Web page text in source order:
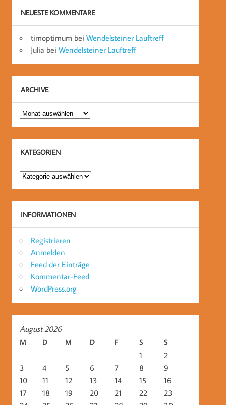
NEUESTE KOMMENTARE
timoptimum beiWendelsteiner Lauftreff
Julia beiWendelsteiner Lauftreff
ARCHIVE
Archive
KATEGORIEN
Kategorien
INFORMATIONEN
Registrieren
Anmelden
Feed der Einträge
Kommentar-Feed
WordPress.org
August 2026
M D M D F S S
1
2
3
4 5 6 7 8
9
10
11 12 13 14 15
16
17
18 19 20 21 22
23